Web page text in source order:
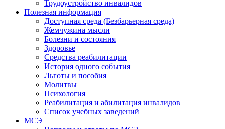
Трудоустройство инвалидов
Полезная информация
Доступная среда (Безбарьерная среда)
Жемчужина мысли
Болезни и состояния
Здоровье
Средства реабилитации
История одного события
Льготы и пособия
Молитвы
Психология
Реабилитация и абилитация инвалидов
Список учебных заведений
МСЭ